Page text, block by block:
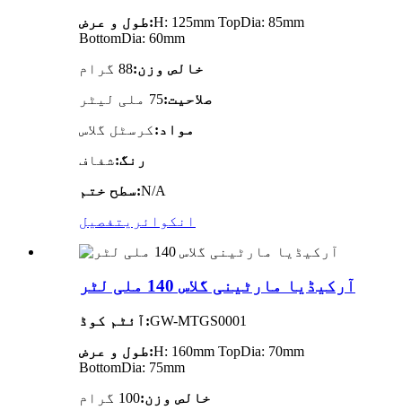
طول و عرض:H: 125mm TopDia: 85mm
BottomDia: 60mm
خالص وزن:88 گرام
صلاحیت:75 ملی لیٹر
مواد:کرسٹل گلاس
رنگ:شفاف
سطح ختم:N/A
انکوائری تفصیل
آرکیڈیا مارٹینی گلاس 140 ملی لٹر
آئٹم کوڈ:GW-MTGS0001
طول و عرض:H: 160mm TopDia: 70mm
BottomDia: 75mm
خالص وزن:100 گرام